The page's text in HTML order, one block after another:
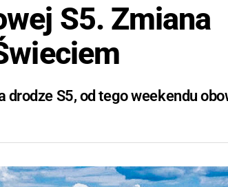
S5. Zmiana
drodze S5, od tego weekendu